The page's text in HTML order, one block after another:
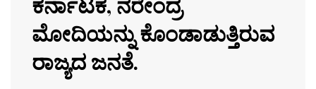
ಮೋದಿಯನ್ನು ಕೊಂಡಾಡುತ್ತಿರುವ
ರಾಜ್ಯದ ಜನತೆ.